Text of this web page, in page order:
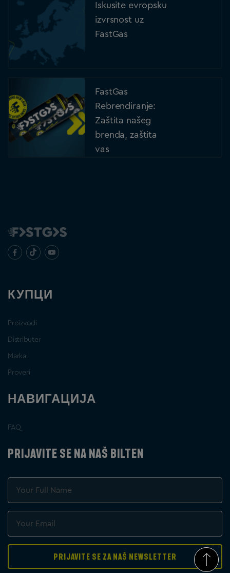
Iskusite evropsku
izvrsnost uz
FastGas
FastGas
Rebrendiranje:
Zaštita našeg
brenda, zaštita
vas
КУПЦИ
Proizvodi
Distributer
Marka
Proveri
НАВИГАЦИЈА
FAQ
PRIJAVITE SE NA NAŠ BILTEN